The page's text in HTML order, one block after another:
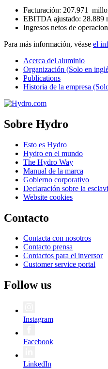
Facturación: 207.971
EBITDA ajustado: 28.889
Ingresos netos de
Para más información, véase el
Acerca del aluminio
Organización (Solo en
Publications
Historia de la empresa
Sobre Hydro
Esto es Hydro
Hydro en el mundo
The Hydro Way
Manual de la marca
Gobierno corporativo
Declaración sobre la
Website cookies
Contacto
Contacta con nosotros
Contacto prensa
Contactos para el inversor
Customer service portal
Follow us
Instagram
Facebook
LinkedIn